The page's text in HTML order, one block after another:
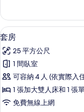
相
片
客
房
的
情
顯
示
套
房
的
所
5
套房
25 平方公尺
1 間臥室
可容納 4 人 (依實際入
1 張加大雙人床和 1 張
免費無線上網